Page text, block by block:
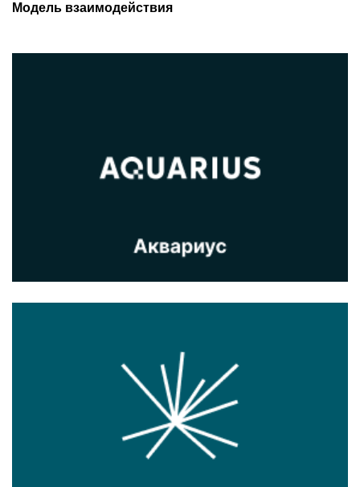
Модель взаимодействия